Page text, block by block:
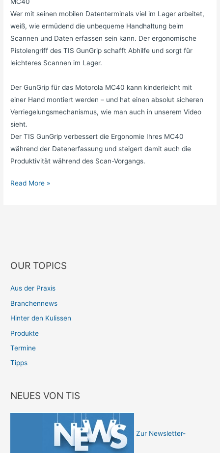
Wer mit seinen mobilen Datenterminals viel im Lager arbeitet,
weiß, wie ermüdend die unbequeme Handhaltung beim
Scannen und Daten erfassen sein kann. Der ergonomische
Pistolengriff des TIS GunGrip schafft Abhilfe und sorgt für
leichteres Scannen im Lager.
Der GunGrip für das Motorola MC40 kann kinderleicht mit
einer Hand montiert werden – und hat einen absolut sicheren
Verriegelungsmechanismus, wie man auch in unserem Video
sieht.
Der TIS GunGrip verbessert die Ergonomie Ihres MC40
während der Datenerfassung und steigert damit auch die
Produktivität während des Scan-Vorgangs.
Read More »
OUR TOPICS
Aus der Praxis
Branchennews
Hinter den Kulissen
Produkte
Termine
Tipps
NEUES VON TIS
Zur Newsletter-